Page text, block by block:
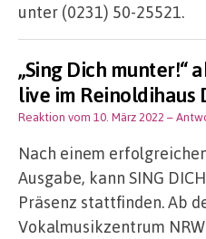
unter (0231) 50-25521.
„Sing Dich munter!“
live im Reinoldihaus
Reaktion vom 10. März 2022 –
Nach einem
Ausgabe, kann SING
Präsenz stattfinden. Ab
Vokalmusikzentrum